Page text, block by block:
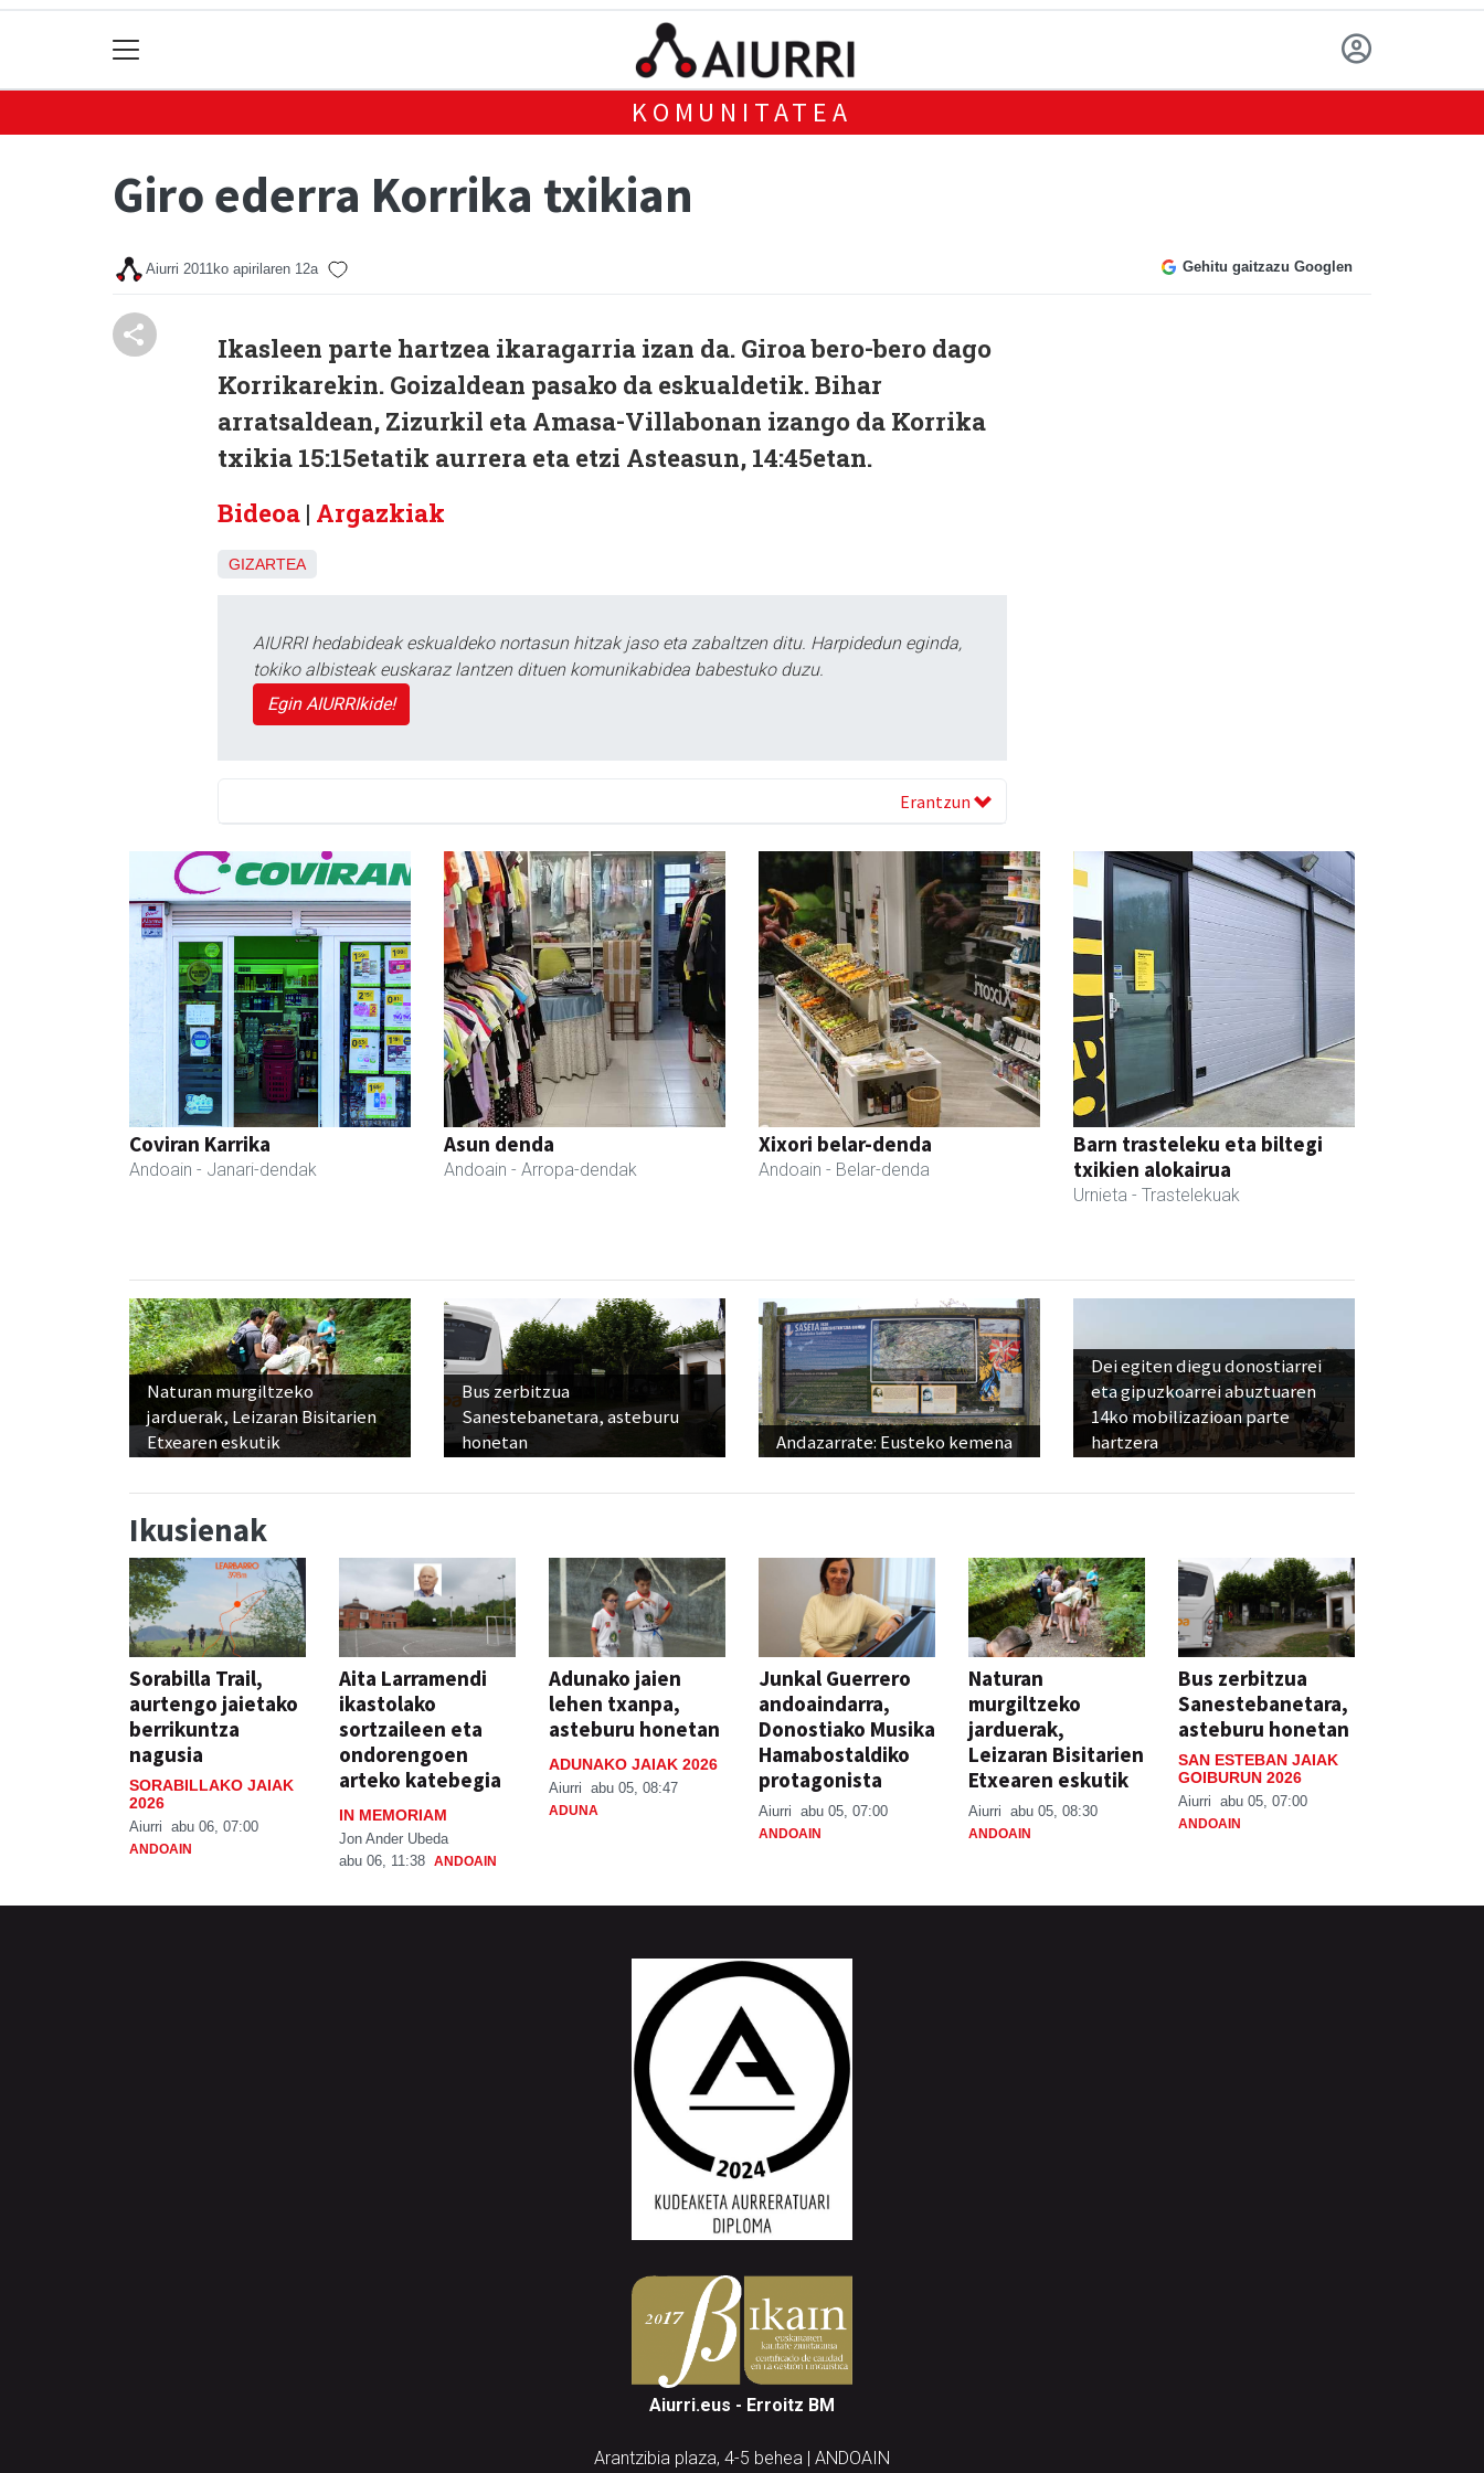
KOMUNITATEA
Giro ederra Korrika txikian
Aiurri 2011ko apirilaren 12a Gehitu gaitzazu Googlen
Ikasleen parte hartzea ikaragarria izan da. Giroa bero-bero dago
Korrikarekin. Goizaldean pasako da eskualdetik. Bihar
arratsaldean, Zizurkil eta Amasa-Villabonan izango da Korrika
txikia 15:15etatik aurrera eta etzi Asteasun, 14:45etan.
Bideoa | Argazkiak
GIZARTEA
AIURRI hedabideak eskualdeko nortasun hitzak jaso eta zabaltzen ditu. Harpidedun eginda,
tokiko albisteak euskaraz lantzen dituen komunikabidea babestuko duzu.
Egin AIURRIkide!
Erantzun
Coviran Karrika
Andoain - Janari-dendak
Asun denda
Andoain - Arropa-dendak
Xixori belar-denda
Andoain - Belar-denda
Barn trasteleku eta biltegi
txikien alokairua
Urnieta - Trastelekuak
Naturan murgiltzeko
jarduerak, Leizaran Bisitarien
Etxearen eskutik
Bus zerbitzua
Sanestebanetara, asteburu
honetan
Andazarrate: Eusteko kemena
Dei egiten diegu donostiarrei
eta gipuzkoarrei abuztuaren
14ko mobilizazioan parte
hartzera
Ikusienak
Sorabilla Trail,
aurtengo jaietako
berrikuntza
nagusia
SORABILLAKO JAIAK
2026
Aiurri abu 06, 07:00
ANDOAIN
Aita Larramendi
ikastolako
sortzaileen eta
ondorengoen
arteko katebegia
IN MEMORIAM
Jon Ander Ubeda
abu 06, 11:38 ANDOAIN
Adunako jaien
lehen txanpa,
asteburu honetan
ADUNAKO JAIAK 2026
Aiurri abu 05, 08:47
ADUNA
Junkal Guerrero
andoaindarra,
Donostiako Musika
Hamabostaldiko
protagonista
Aiurri abu 05, 07:00
ANDOAIN
Naturan
murgiltzeko
jarduerak,
Leizaran Bisitarien
Etxearen eskutik
Aiurri abu 05, 08:30
ANDOAIN
Bus zerbitzua
Sanestebanetara,
asteburu honetan
SAN ESTEBAN JAIAK
GOIBURUN 2026
Aiurri abu 05, 07:00
ANDOAIN
Aiurri.eus - Erroitz BM
Arantzibia plaza, 4-5 behea | ANDOAIN